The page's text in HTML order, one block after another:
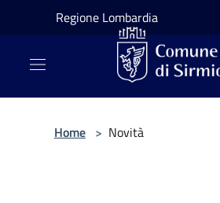
Salta al contenuto principale
Regione Lombardia
Home > Novità